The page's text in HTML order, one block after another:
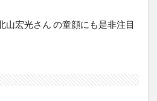
山宏光さん の童顔にも是非注目